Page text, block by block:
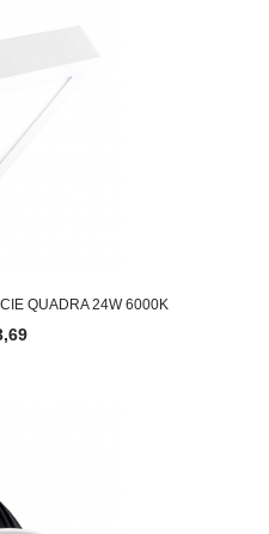
QUADRA 24W 6000K